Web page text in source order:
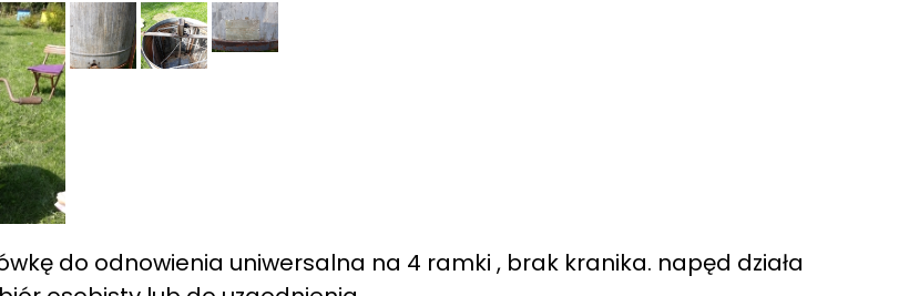
do odnowienia uniwersalna na 4 ramki , brak kranika. napęd działa